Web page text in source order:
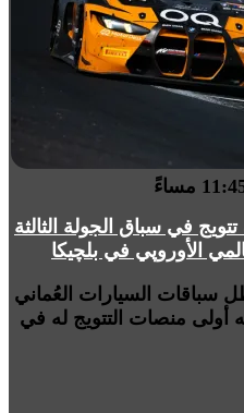
في سباق الجولة الثالثة
الأوروپي في بلچيكا
سباقات السيارات العُماني
أولى منصات التتويج له في